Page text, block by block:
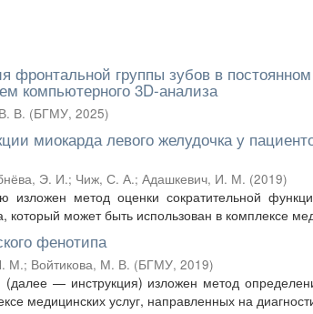
фронтальной группы зубов в
компьютерного 3D-анализа
В. (БГМУ, 2025)
миокарда левого желудочка у
Э. И.; Чиж, С. А.; Адашкевич, И. М. (2019)
метод оценки сократительной
может быть использован в комплексе
фенотипа
М.; Войтикова, М. В. (БГМУ, 2019)
— инструкция) изложен метод
медицинских услуг, направленных на